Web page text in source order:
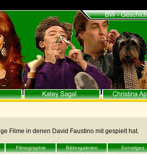
Filme in denen David Faustino mit gespielt hat.
Filmographie Bildergalerien Sonstiges